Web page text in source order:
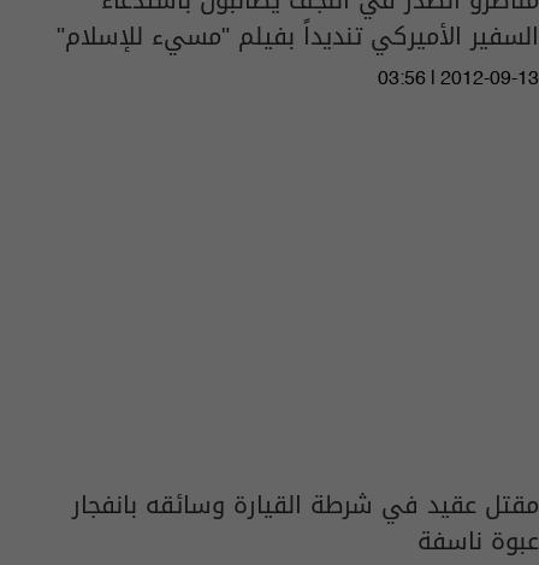
السفير الأميركي تنديداً بفيلم "مسيء للإسلام"
03:56 | 2012-09-13
مقتل عقيد في شرطة القيارة وسائقه بانفجار
عبوة ناسفة